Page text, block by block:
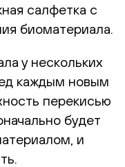
салфетка с
биоматериала.
у нескольких
каждым новым
перекисью
будет
и